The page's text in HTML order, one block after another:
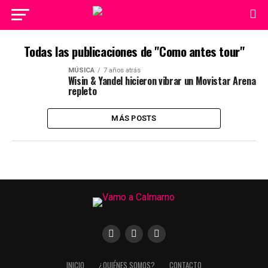
Todas las publicaciones de "Como antes tour"
MÚSICA 7 años atrás
Wisin & Yandel hicieron vibrar un Movistar Arena
repleto
MÁS POSTS
INICIO ¿QUIÉNES SOMOS? CONTACTO